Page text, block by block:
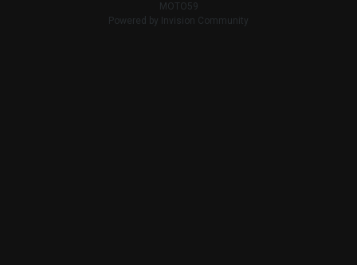
MOTO59
Powered by Invision Community